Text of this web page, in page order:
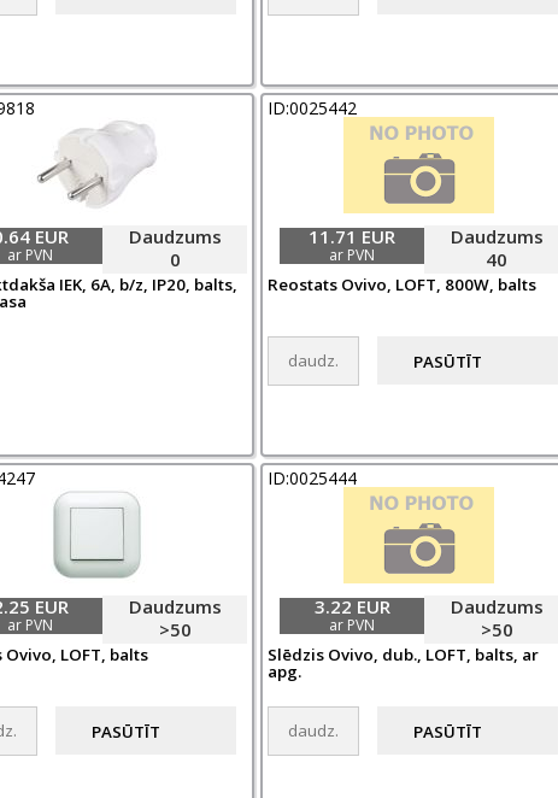
Daudzums
0
EUR
ar PVN
IEK, 6A, b/z, IP20, balts,
ID:0025442
Daudzums
40
11.71 EUR
ar PVN
Reostats Ovivo, LOFT, 800W, balts
Daudzums
>50
EUR
ar PVN
Ovivo, LOFT, balts
ID:0025444
Daudzums
>50
3.22 EUR
ar PVN
Slēdzis Ovivo, dub., LOFT, balts, ar
apg.